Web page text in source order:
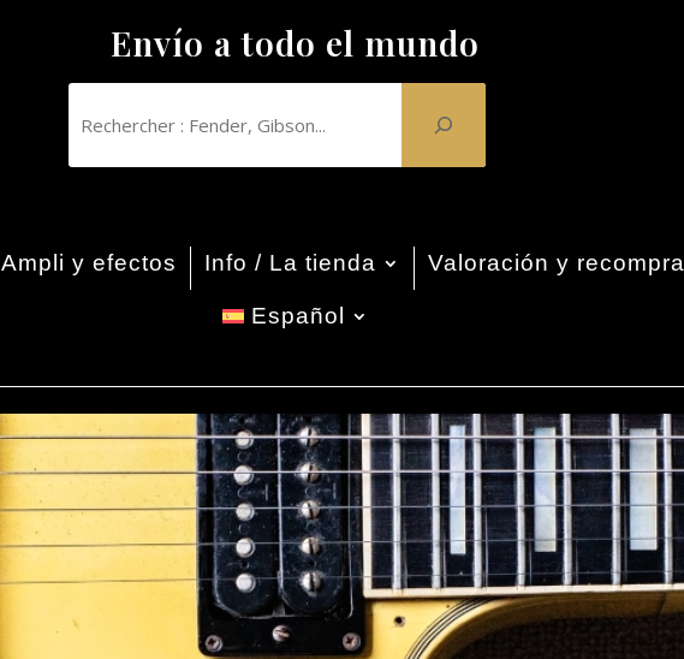
Envío a todo el mundo
Ampli y efectos Info / La tienda Valoración y recompra
Español